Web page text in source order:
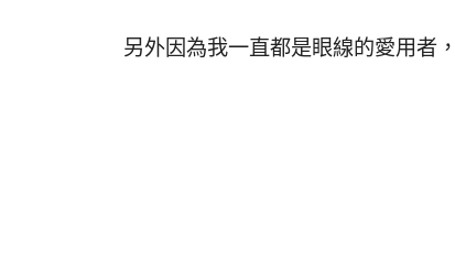
另外因為我一直都是眼線的愛用者，